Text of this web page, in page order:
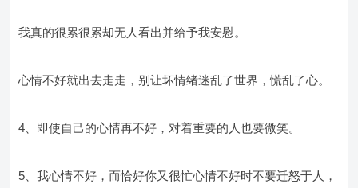
我真的很累很累却无人看出并给予我安慰。
心情不好就出去走走，别让坏情绪迷乱了世界，慌乱了心。
4、即使自己的心情再不好，对着重要的人也要微笑。
5、我心情不好，而恰好你又很忙心情不好时不要迁怒于人，